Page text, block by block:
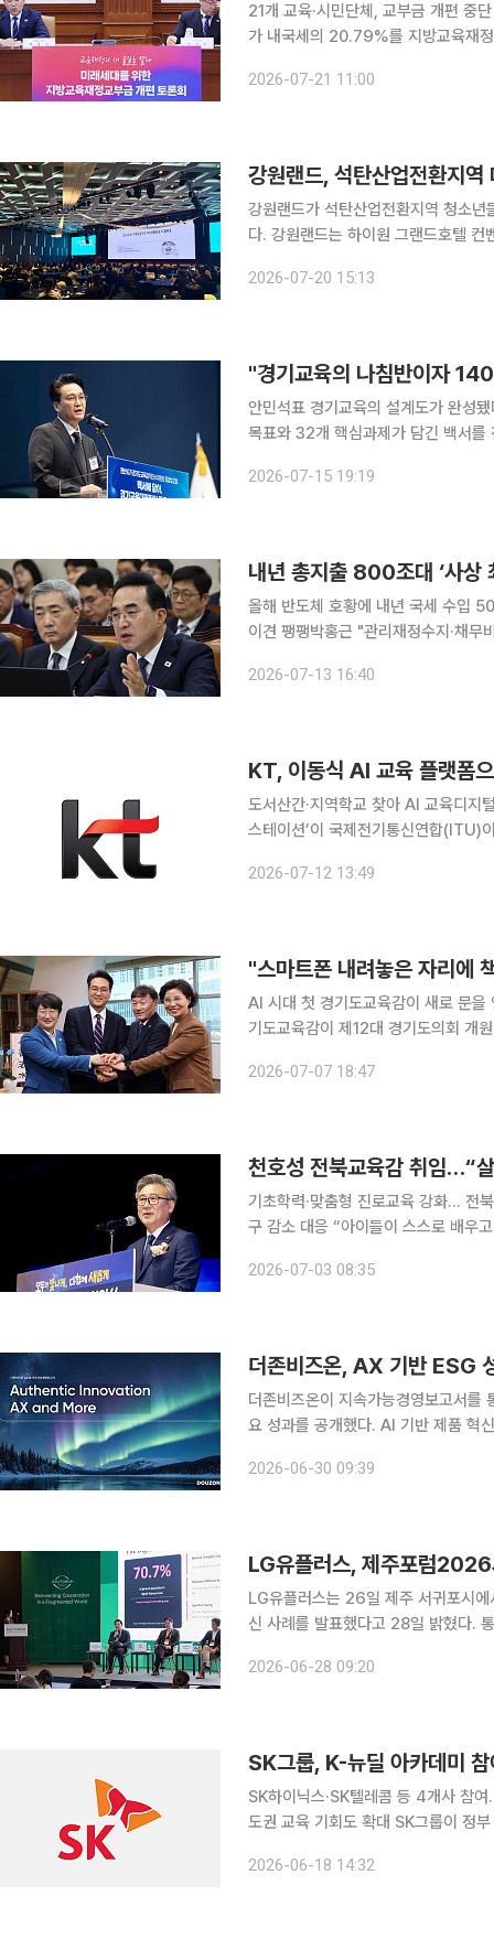
21개 교육·시민단체, 교부금 개편 중단
가 내국세의 20.79%를 지방교육재
급식 등 공교육 전반이 위축될 수 있
2026-07-21 11:00
강원랜드가 석탄산업전환지역 청소
다. 강원랜드는 하이원 그랜드호텔 컨벤션홀과 소연회장에서 ‘2026 에듀브릿지 입시 페스티벌’을
배움숲 프로젝트’의 일환으로 기획됐
2026-07-20 15:13
안민석표 경기교육의 설계도가 완성됐다. 안민석 경기도교육감은 15일 인수위원회로부터
목표와 32개 핵심과제가 담긴 백서
사진을 갖게 됐다. 15일 이
2026-07-15 19:19
내년 총지출 800조대 ‘사상
올해 반도체 호황에 내년 국세 수입
이견 팽팽박홍근 "관리재정수지·채무비율 계획보다 낮게
화를 도모하는 동시에 대규모 지출 구
2026-07-13 16:40
KT, 이동식 AI 교육 플랫폼
도서산간·지역학교 찾아 AI 교육디지털 격차 해소 성과 인
스테이션’이 국제전기통신연합(ITU)
정받은 결과다. KT는 10일(현
2026-07-12 13:49
AI 시대 첫 경기도교육감이 새로 문을 연
기도교육감이 제12대 경기도의회 개
안민석 경기도교육감은 이날 경기도
2026-07-07 18:47
천호성 전북교육감 취임…“
기초학력·맞춤형 진로교육 강화… 전
구 감소 대응 “아이들이 스스로 배우고 미래를 개척할 수 있도록 살아가는 힘을 키우는 전북교육을
식 전달에 치우친 교육에서 벗어나
2026-07-03 08:35
더존비즈온, AX 기반 ESG
더존비즈온이 지속가능경영보고서
요 성과를 공개했다. AI 기반 제품 혁
발간하고 AX 중심의 지속가능경영
2026-06-30 09:39
LG유플러스는 26일 제주 서귀포시
신 사례를 발표했다고 28일 밝혔다.
한중일 3국 협력사무국(TCS)이 주관
2026-06-28 09:20
SK그룹, K-뉴딜 아카데미
SK하이닉스·SK텔레콤 등 4개사 참
도권 교육 기회도 확대 SK그룹이 정부 주관 인재 양성 사업인 'K-뉴딜 아카데미'에 참여해 반도체와
필요한 인재를 확보하고 채용 연계도
2026-06-18 14:32